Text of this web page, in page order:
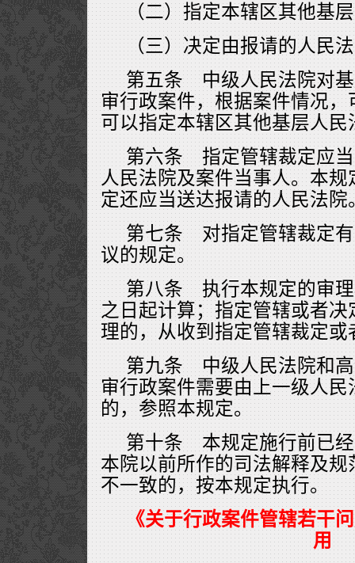
（二）指定本辖区其他基
（三）决定由报请的人民
第五条 中级人民法院对
审行政案件，根据案件情况
可以指定本辖区其他基层人民
第六条 指定管辖裁定应
人民法院及案件当事人。本
定还应当送达报请的人民法院
第七条 对指定管辖裁定
议的规定。
第八条 执行本规定的审
之日起计算；指定管辖或者
理的，从收到指定管辖裁定
第九条 中级人民法院和
审行政案件需要由上一级人
的，参照本规定。
第十条 本规定施行前已
本院以前所作的司法解释及
不一致的，按本规定执行。
《关于行政案件管辖若干
用